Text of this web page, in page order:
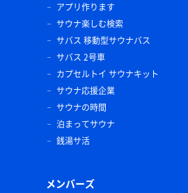
アプリ作ります
サウナ楽しむ検索
サバス 移動型サウナバス
サバス 2号車
カプセルトイ サウナキット
サウナ応援企業
サウナの時間
泊まってサウナ
銭湯サ活
メンバーズ